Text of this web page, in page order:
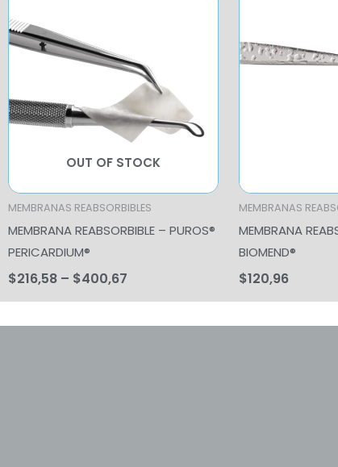
OUT OF STOCK
MEMBRANAS REABSORBIBLES
MEMBRANA REABSORBIBLE – PUROS®
PERICARDIUM®
$216,58 – $400,67
$400,67
MEMBRANAS
MEMBRANA
BIOMEND®
$120,96